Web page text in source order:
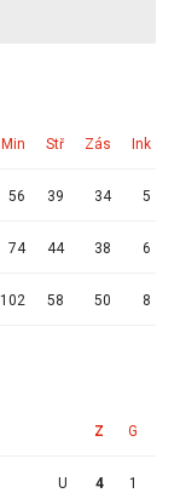
Min Stř Zás Ink
56 39 34 5
74 44 38 6
102 58 50 8
Z G
U 4 1